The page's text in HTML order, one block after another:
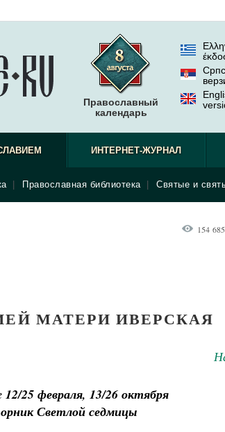
Православный
календарь
Православная библиотека Святые и
ИНТЕРНЕТ-ЖУРНАЛ
154
МАТЕРИ ИВЕРСКАЯ
12/25 февраля, 13/26 октября
Светлой седмицы